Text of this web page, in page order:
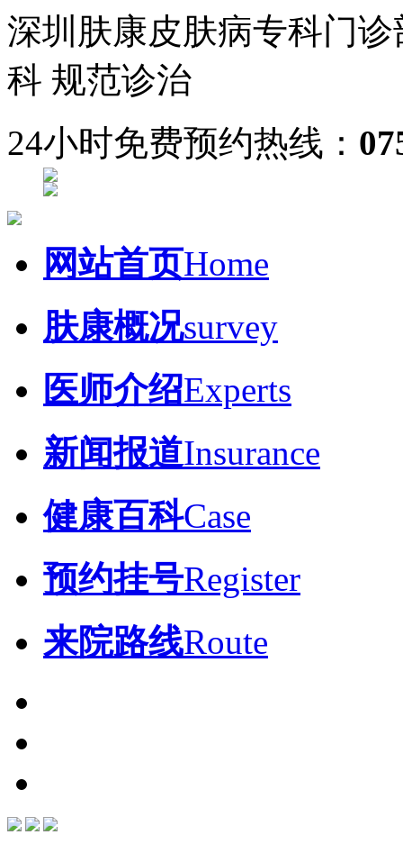
深圳肤康皮肤病专科门诊
科 规范诊治
24小时免费预约热线：
网站首页Home
肤康概况survey
医师介绍Experts
新闻报道Insurance
健康百科Case
预约挂号Register
来院路线Route